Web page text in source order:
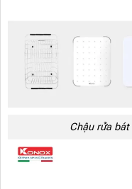
Chậu rửa bát